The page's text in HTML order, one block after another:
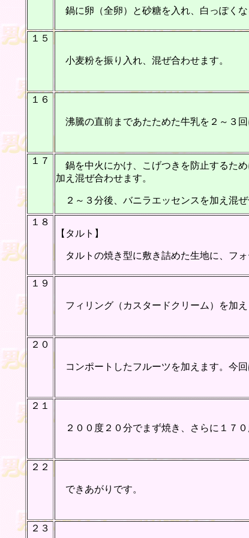
鍋に卵（全卵）と砂糖を入れ、白っぽくな
１５
小麦粉を振り入れ、混ぜ合わせます。
１６
沸騰の直前まであたためた牛乳を２～３回
１７
鍋を中火にかけ、こげつきを防止するた
加え混ぜ合わせます。
２～３分後、バニラエッセンスを加え混ぜ
１８
【タルト】
タルトの焼き型に敷き詰めた生地に、フォ
１９
フィリング（カスタードクリーム）を加え
２０
コンポートしたフルーツを加えます。今回
２１
２００度２０分でまず焼き、さらに１７０
２２
できあがりです。
２３